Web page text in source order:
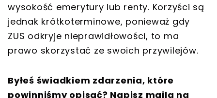
wysokość emerytury lub renty. Korzyści są
jednak krótkoterminowe, ponieważ gdy
ZUS odkryje nieprawidłowości, to ma
prawo skorzystać ze swoich przywilejów.
Byłeś świadkiem zdarzenia, które
powinniśmy opisać? Napisz maila na